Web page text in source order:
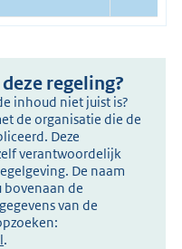
regeling?
inhoud niet juist is?
de organisatie die de
Deze
verantwoordelijk
De naam
bovenaan de
van de
.